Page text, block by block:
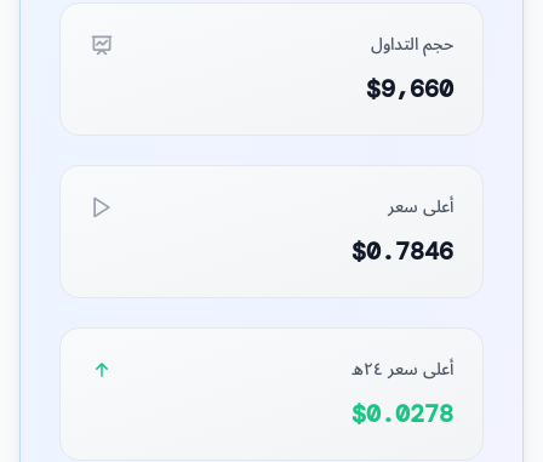
حجم التداول
$9,660
أعلى سعر
$0.7846
أعلى سعر ٢٤ه
$0.0278